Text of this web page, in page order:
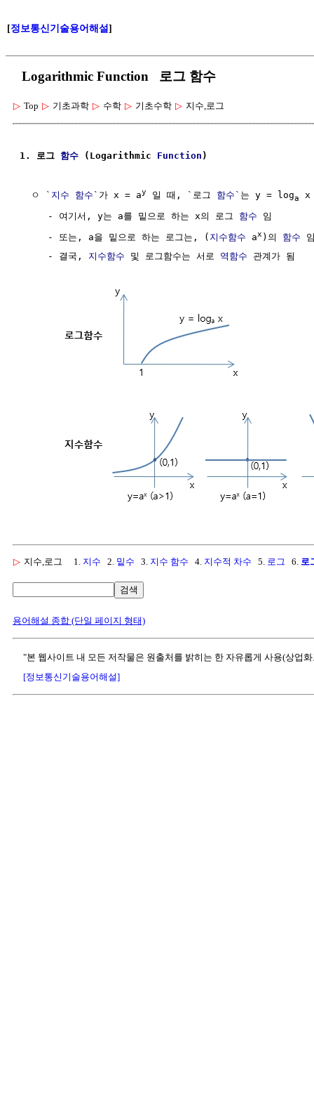
[정보통신기술용어해설]
Logarithmic Function 로그 함수
▷ Top ▷ 기초과학 ▷ 수학 ▷ 기초수학 ▷ 지수,로그
1. 로그 함수 (Logarithmic Function )
  ㅇ `
지수 함수 `가 x = ay 일 때, `로그 함수 `는 y = loga x
     - 여기서, y는 a를 밑으로 하는 x의 로그
함수 임
     - 또는, a을 밑으로 하는 로그는, (
지수함수 ax )의 함수
     - 결국,
지수함수 및 로그함수는 서로 역함수 관계가 됨
▷ 지수,로그 1. 지수 2. 밑수 3. 지수 함수 4. 지수적 차수 5. 로그 6. 로
검색
용어해설 종합 (단일 페이지 형태)
"본 웹사이트 내 모든 저작물은 원출처를 밝히는 한 자유롭게 사용(상업
[정보통신기술용어해설]